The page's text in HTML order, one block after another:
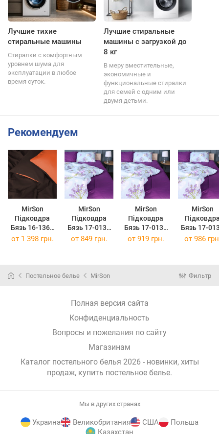
Лучшие тихие
стиральные машины
Стиралки с комфортным
уровнем шума для
эксплуатации в любое
время суток.
Лучшие стиральные
машины с загрузкой до
8 кг
В меру вместительные,
экономичные и
функциональные стиралки
для семей с одним или
двумя детьми.
Рекомендуем
MirSon
Підковдра
Бязь 16-1367
Torino 220 x
MirSon
Підковдра
Бязь 17-0130
Lavender sea
MirSon
Підковдра
Бязь 17-0130
Lavender sea
MirSon
Бязь 17-
Lavender
от 1 398 грн. от 849 грн. от 919 грн. от 986
Постельное белье MirSon Фильтр
Полная версия сайта
Конфиденциальность
Вопросы и пожелания по сайту
Магазинам
Каталог постельного белья 2026 - новинки, хиты
продаж, купить постельное белье.
Мы в других странах
Украина Великобритания США
Польша
Казахстан